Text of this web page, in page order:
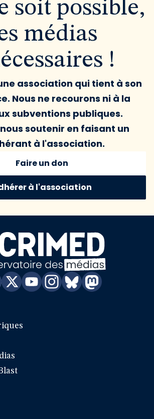
soit possible,
médias
!
association qui tient à son
Nous ne recourons ni à la
subventions publiques.
soutenir en faisant un
à l'association.
Faire un don
à l'association